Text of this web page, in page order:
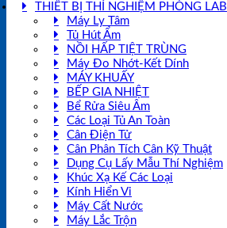
THIẾT BỊ THÍ NGHIỆM PHÒNG LAB
Máy Ly Tâm
Tủ Hút Ẩm
NỒI HẤP TIỆT TRÙNG
Máy Đo Nhớt-Kết Dính
MÁY KHUẤY
BẾP GIA NHIỆT
Bể Rửa Siêu Âm
Các Loại Tủ An Toàn
Cân Điện Tử
Cân Phân Tích Cân Kỹ Thuật
Dụng Cụ Lấy Mẫu Thí Nghiệm
Khúc Xạ Kế Các Loại
Kính Hiển Vi
Máy Cất Nước
Máy Lắc Trộn